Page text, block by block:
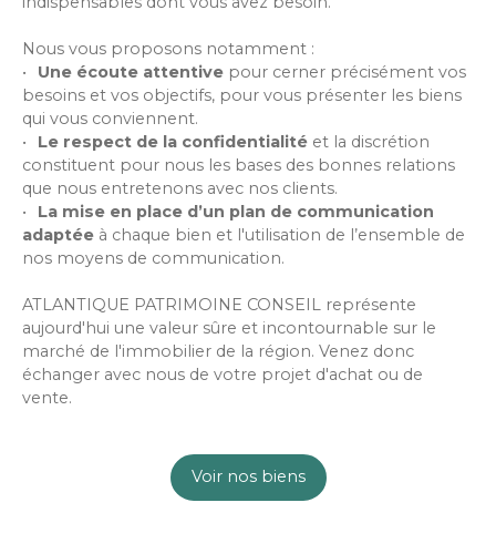
Nous vous proposons notamment :
Une écoute attentive pour cerner précisément vos
besoins et vos objectifs, pour vous présenter les biens
qui vous conviennent.
Le respect de la confidentialité et la discrétion
constituent pour nous les bases des bonnes relations
que nous entretenons avec nos clients.
La mise en place d’un plan de communication
adaptée à chaque bien et l'utilisation de l’ensemble de
nos moyens de communication.
ATLANTIQUE PATRIMOINE CONSEIL représente
aujourd'hui une valeur sûre et incontournable sur le
marché de l'immobilier de la région. Venez donc
échanger avec nous de votre projet d'achat ou de
vente.
Voir nos biens